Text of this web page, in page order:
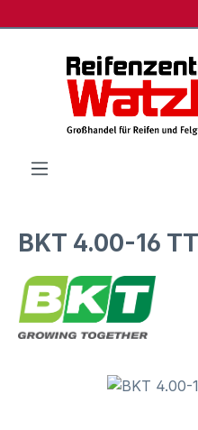
BKT 4.00-16
Bildergalerie überspringen